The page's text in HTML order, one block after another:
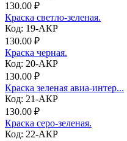
130.00 ₽
Краска светло-зеленая.
Код: 19-АКР
130.00 ₽
Краска черная.
Код: 20-АКР
130.00 ₽
Краска зеленая авиа-интер...
Код: 21-АКР
130.00 ₽
Краска серо-зеленая.
Код: 22-АКР